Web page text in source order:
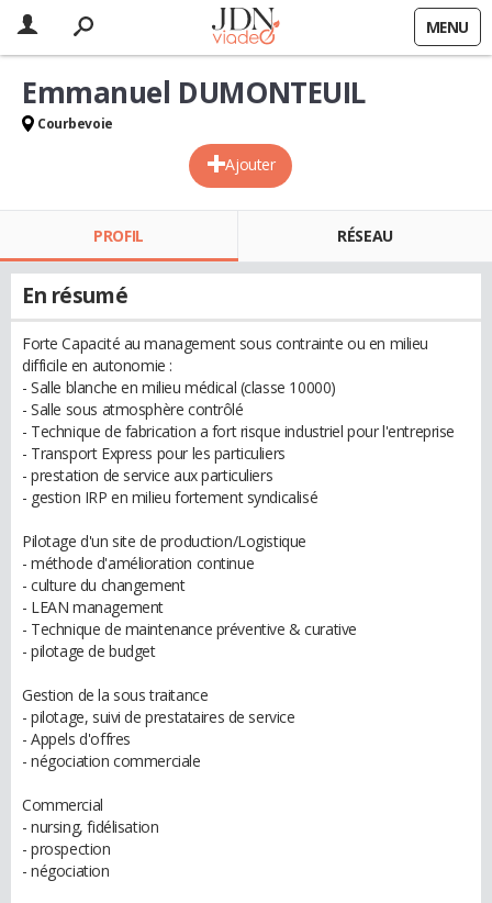
MENU
Ajouter
Emmanuel DUMONTEUIL
Courbevoie
PROFIL RÉSEAU
En résumé
Forte Capacité au management sous contrainte ou en milieu
difficile en autonomie :
- Salle blanche en milieu médical (classe 10000)
- Salle sous atmosphère contrôlé
- Technique de fabrication a fort risque industriel pour l'entreprise
- Transport Express pour les particuliers
- prestation de service aux particuliers
- gestion IRP en milieu fortement syndicalisé
Pilotage d'un site de production/Logistique
- méthode d'amélioration continue
- culture du changement
- LEAN management
- Technique de maintenance préventive & curative
- pilotage de budget
Gestion de la sous traitance
- pilotage, suivi de prestataires de service
- Appels d'offres
- négociation commerciale
Commercial
- nursing, fidélisation
- prospection
- négociation